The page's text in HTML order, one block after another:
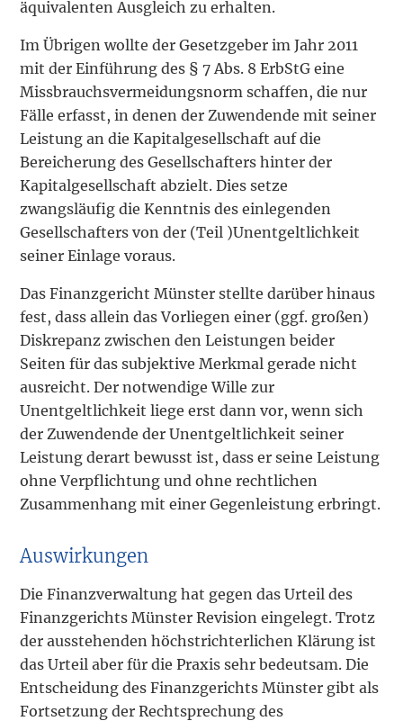
äquivalenten Ausgleich zu erhalten.
Im Übrigen wollte der Gesetzgeber im Jahr 2011
mit der Einführung des § 7 Abs. 8 ErbStG eine
Missbrauchsvermeidungsnorm schaffen, die nur
Fälle erfasst, in denen der Zuwendende mit seiner
Leistung an die Kapitalgesellschaft auf die
Bereicherung des Gesellschafters hinter der
Kapitalgesellschaft abzielt. Dies setze
zwangsläufig die Kenntnis des einlegenden
Gesellschafters von der (Teil )Unentgeltlichkeit
seiner Einlage voraus.
Das Finanzgericht Münster stellte darüber hinaus
fest, dass allein das Vorliegen einer (ggf. großen)
Diskrepanz zwischen den Leistungen beider
Seiten für das subjektive Merkmal gerade nicht
ausreicht. Der notwendige Wille zur
Unentgeltlichkeit liege erst dann vor, wenn sich
der Zuwendende der Unentgeltlichkeit seiner
Leistung derart bewusst ist, dass er seine Leistung
ohne Verpflichtung und ohne rechtlichen
Zusammenhang mit einer Gegenleistung erbringt.
Auswirkungen
Die Finanzverwaltung hat gegen das Urteil des
Finanzgerichts Münster Revision eingelegt. Trotz
der ausstehenden höchstrichterlichen Klärung ist
das Urteil aber für die Praxis sehr bedeutsam. Die
Entscheidung des Finanzgerichts Münster gibt als
Fortsetzung der Rechtsprechung des